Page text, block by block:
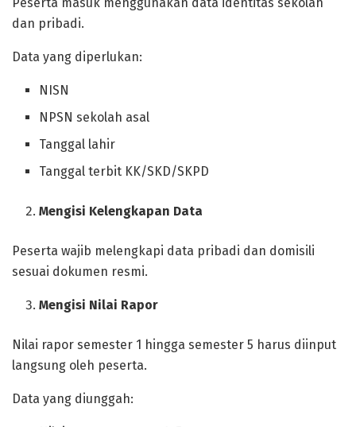
dan pribadi.
Data yang diperlukan:
NISN
NPSN sekolah asal
Tanggal lahir
Tanggal terbit KK/SKD/SKPD
Mengisi Kelengkapan Data
Peserta wajib melengkapi data pribadi dan domisili
sesuai dokumen resmi.
Mengisi Nilai Rapor
Nilai rapor semester 1 hingga semester 5 harus diinput
langsung oleh peserta.
Data yang diunggah: